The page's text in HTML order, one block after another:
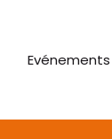
Evénements